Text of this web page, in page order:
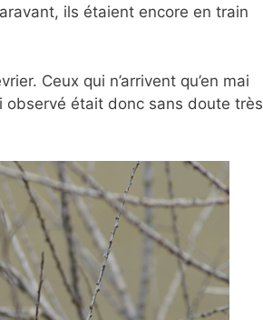
ils étaient encore en train
Ceux qui n’arrivent qu’en mai
observé était donc sans doute très